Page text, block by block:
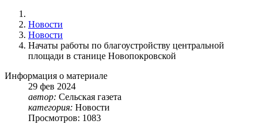
Новости
Новости
Начаты работы по благоустройству центральной
площади в станице Новопокровской
Информация о материале
29 фев 2024
автор: Сельская газета
категория: Новости
Просмотров: 1083